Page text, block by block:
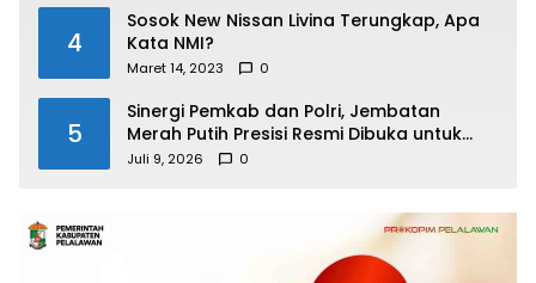
4
Sosok New Nissan Livina Terungkap, Apa
Kata NMI?
Maret 14, 2023 0
5
Sinergi Pemkab dan Polri, Jembatan
Merah Putih Presisi Resmi Dibuka untuk
Masyarakat Desa Rangsang
Juli 9, 2026 0